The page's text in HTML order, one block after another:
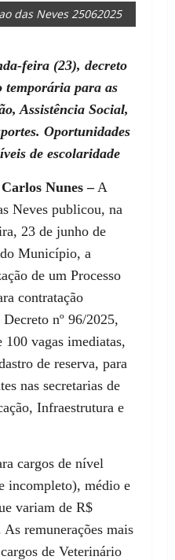
das Neves 25062025
feira (23), decreto
temporária para as
Assistência Social,
Oportunidades
de escolaridade
Nunes –A
Neves publicou, na
23 de junho de
Município, a
de um Processo
contratação
nº 96/2025,
100 vagas imediatas,
de reserva, para
nas secretarias de
Infraestrutura e
cargos de nível
incompleto), médio e
variam de R$
remunerações mais
de Veterinário